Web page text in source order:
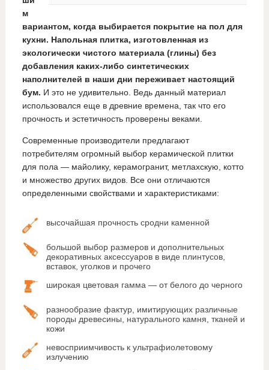
м
вариантом, когда выбирается покрытие на пол для
кухни. Напольная плитка, изготовленная из
экологически чистого материала (глины) без
добавления каких-либо синтетических
наполнителей в наши дни переживает настоящий
бум. И это не удивительно. Ведь данный материал
использовался еще в древние времена, так что его
прочность и эстетичность проверены веками.
Современные производители предлагают
потребителям огромный выбор керамической плитки
для пола — майолику, керамогранит, метлахскую, котто
и множество других видов. Все они отличаются
определенными свойствами и характеристиками:
высочайшая прочность сродни каменной
большой выбор размеров и дополнительных
декоративных аксессуаров в виде плинтусов,
вставок, уголков и прочего
широкая цветовая гамма — от белого до черного
разнообразие фактур, имитирующих различные
породы древесины, натурального камня, тканей и
кожи
невосприимчивость к ультрафиолетовому
излучению